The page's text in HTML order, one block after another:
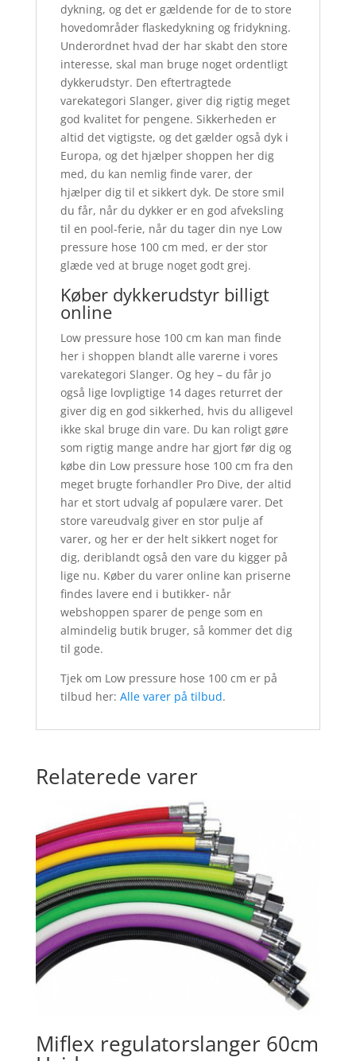
dykning, og det er gældende for de to store
hovedområder flaskedykning og fridykning.
Underordnet hvad der har skabt den store
interesse, skal man bruge noget ordentligt
dykkerudstyr. Den eftertragtede
varekategori Slanger, giver dig rigtig meget
god kvalitet for pengene. Sikkerheden er
altid det vigtigste, og det gælder også dyk i
Europa, og det hjælper shoppen her dig
med, du kan nemlig finde varer, der
hjælper dig til et sikkert dyk. De store smil
du får, når du dykker er en god afveksling
til en pool-ferie, når du tager din nye Low
pressure hose 100 cm med, er der stor
glæde ved at bruge noget godt grej.
Køber dykkerudstyr billigt
online
Low pressure hose 100 cm kan man finde
her i shoppen blandt alle varerne i vores
varekategori Slanger. Og hey – du får jo
også lige lovpligtige 14 dages returret der
giver dig en god sikkerhed, hvis du alligevel
ikke skal bruge din vare. Du kan roligt gøre
som rigtig mange andre har gjort før dig og
købe din Low pressure hose 100 cm fra den
meget brugte forhandler Pro Dive, der altid
har et stort udvalg af populære varer. Det
store vareudvalg giver en stor pulje af
varer, og her er der helt sikkert noget for
dig, deriblandt også den vare du kigger på
lige nu. Køber du varer online kan priserne
findes lavere end i butikker- når
webshoppen sparer de penge som en
almindelig butik bruger, så kommer det dig
til gode.
Tjek om Low pressure hose 100 cm er på
tilbud her: Alle varer på tilbud.
Relaterede varer
Miflex regulatorslanger 60cm